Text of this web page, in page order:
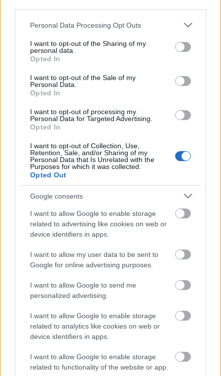
Please note that this website/app uses one or more Google
not limited to your visit or usage behaviour. You may click to
grant or deny consent to Google and its third-party tags to
use your data for below specified purposes in below Google
consent section.
Personal Data Processing Opt Outs
I want to opt-out of the Sharing of my
personal data.
Opted In
I want to opt-out of the Sale of my
Personal Data.
Opted In
I want to opt-out of processing my
Personal Data for Targeted Advertising.
Opted In
I want to opt-out of Collection, Use,
Retention, Sale, and/or Sharing of my
Personal Data that Is Unrelated with the
Purposes for which it was collected.
Opted Out
Google consents
I want to allow Google to enable storage
related to advertising like cookies on web or
device identifiers in apps.
I want to allow my user data to be sent to
Google for online advertising purposes.
I want to allow Google to send me
personalized advertising.
I want to allow Google to enable storage
related to analytics like cookies on web or
device identifiers in apps.
I want to allow Google to enable storage
related to functionality of the website or app.
Címkék:fotó poszt terhesség öröm boldogság
színésznő
baba születés szereplő anyuka apuka
rajongó
megosztás karkötő követő fedélzet mákszem
kardos eszter
Ajánlott bejegyzések:
Babát vár Szabó Zsófi...
Gyermeket vár Horányi Juli...
Babát vár Stana Alexandra...